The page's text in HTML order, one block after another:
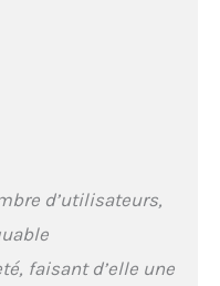
un instant, et
la liberté
à la
éclair
parcourent
manche pour
d'air
d’utilisateurs,
faisant d’elle une